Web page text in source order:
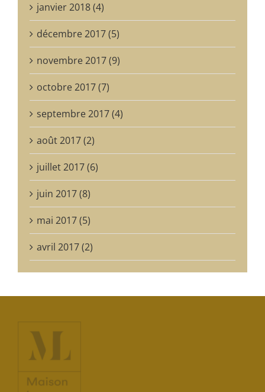
janvier 2018 (4)
décembre 2017 (5)
novembre 2017 (9)
octobre 2017 (7)
septembre 2017 (4)
août 2017 (2)
juillet 2017 (6)
juin 2017 (8)
mai 2017 (5)
avril 2017 (2)